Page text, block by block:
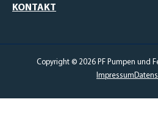
KONTAKT
Copyright © 2026 PF Pumpen und
Impressum